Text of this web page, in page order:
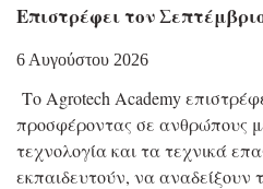
Επιστρέφει τον
6 Αυγούστου 2026
Το Agrotech Academy
προσφέροντας σε ανθρώπους
τεχνολογία και τα τεχνικά
εκπαιδευτούν, να αναδείξουν